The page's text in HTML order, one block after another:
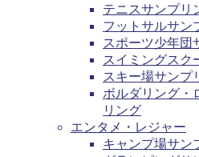
テニスサンプリ
フットサルサン
スポーツ少年団
スイミングスク
スキー場サンプ
ボルダリング・
リング
エンタメ・レジャー
キャンプ場サン